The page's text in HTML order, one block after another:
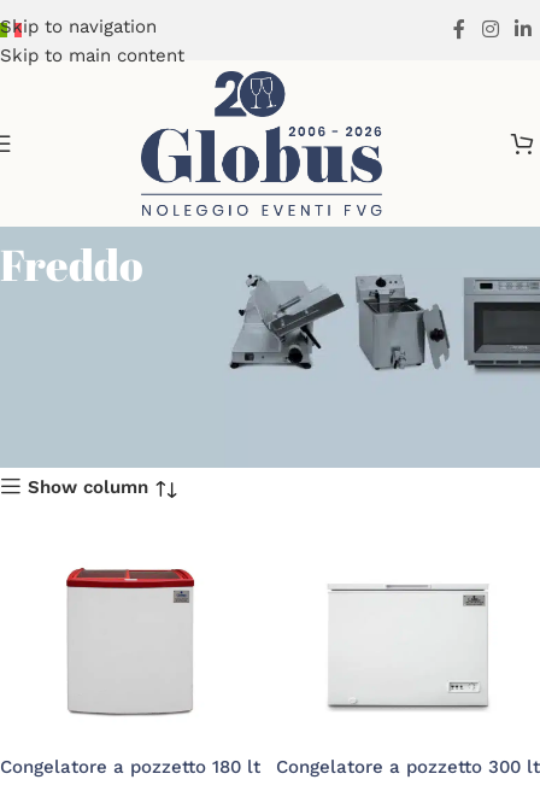
Skip to navigation
Skip to main content
Freddo
Show column
Congelatore a pozzetto 180 lt Congelatore a pozzetto 300 lt